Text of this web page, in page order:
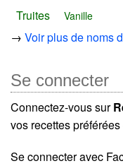
Truites
Vanille
→ Voir plus de noms
Se connecter
Connectez-vous sur
vos recettes
Se connecter avec